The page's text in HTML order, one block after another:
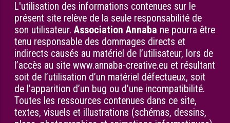
L'utilisation des informations contenues sur le
présent site relève de la seule responsabilité de
son utilisateur. Association Annaba ne pourra être
tenu responsable des dommages directs et
indirects causés au matériel de l’utilisateur, lors de
l’accès au site www.annaba-creative.eu et résultant
soit de l’utilisation d’un matériel défectueux, soit
de l’apparition d’un bug ou d’une incompatibilité.
Toutes les ressources contenues dans ce site,
textes, visuels et illustrations (schémas, dessins,